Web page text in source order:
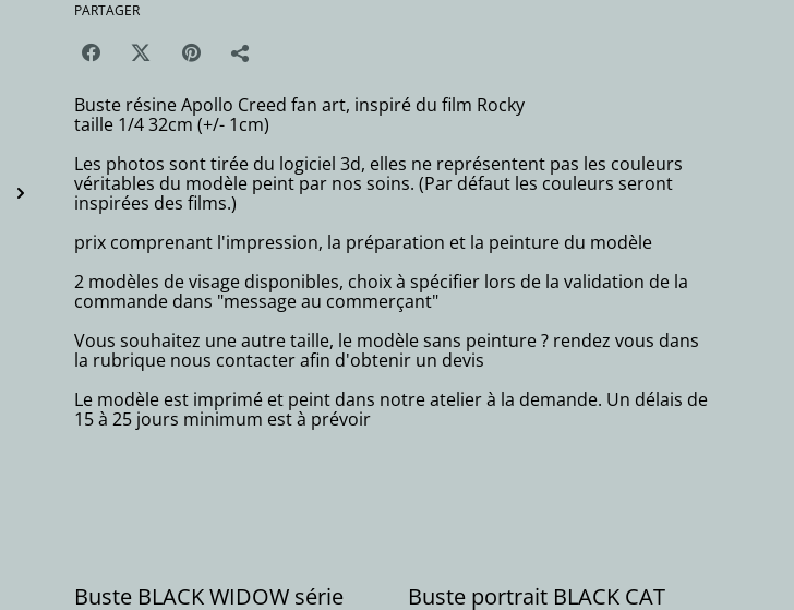
PARTAGER
Buste résine Apollo Creed fan art, inspiré du film Rocky
taille 1/4 32cm (+/- 1cm)
Les photos sont tirée du logiciel 3d, elles ne représentent pas les couleurs
véritables du modèle peint par nos soins. (Par défaut les couleurs seront
inspirées des films.)
prix comprenant l'impression, la préparation et la peinture du modèle
2 modèles de visage disponibles, choix à spécifier lors de la validation de la
commande dans "message au commerçant"
Vous souhaitez une autre taille, le modèle sans peinture ? rendez vous dans
la rubrique nous contacter afin d'obtenir un devis
Le modèle est imprimé et peint dans notre atelier à la demande. Un délais de
15 à 25 jours minimum est à prévoir
Buste BLACK WIDOW série
Buste portrait BLACK CAT